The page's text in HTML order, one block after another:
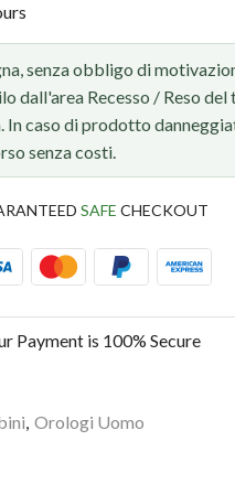
senza obbligo di
dall'area Recesso / Reso del
In caso di prodotto
senza costi.
SAFE CHECKOUT
Payment is 100% Secure
, Orologi Uomo